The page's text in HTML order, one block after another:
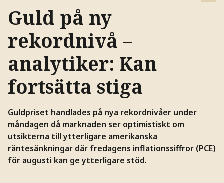
Guld på ny
rekordnivå –
analytiker: Kan
fortsätta stiga
Guldpriset handlades på nya rekordnivåer under
måndagen då marknaden ser optimistiskt om
utsikterna till ytterligare amerikanska
räntesänkningar där fredagens inflationssiffror (PCE)
för augusti kan ge ytterligare stöd.